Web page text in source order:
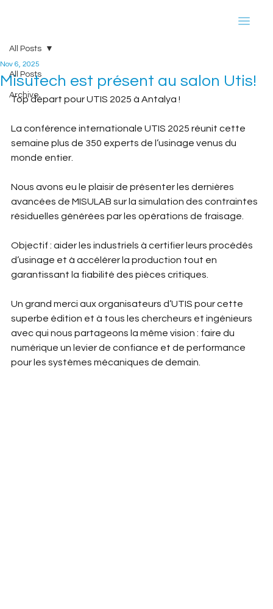
All Posts
Archive
All Posts
Misutech est présent au salon Utis!
Nov 6, 2025
Top départ pour UTIS 2025 à Antalya !
La conférence internationale UTIS 2025 réunit cette
semaine plus de 350 experts de l’usinage venus du
monde entier.
Nous avons eu le plaisir de présenter les dernières
avancées de MISULAB sur la simulation des contraintes
résiduelles générées par les opérations de fraisage.
Objectif : aider les industriels à certifier leurs procédés
d’usinage et à accélérer la production tout en
garantissant la fiabilité des pièces critiques.
Un grand merci aux organisateurs d’UTIS pour cette
superbe édition et à tous les chercheurs et ingénieurs
avec qui nous partageons la même vision : faire du
numérique un levier de confiance et de performance
pour les systèmes mécaniques de demain.